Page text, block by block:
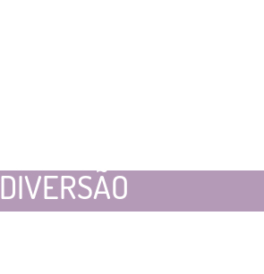
DIVERSÃO